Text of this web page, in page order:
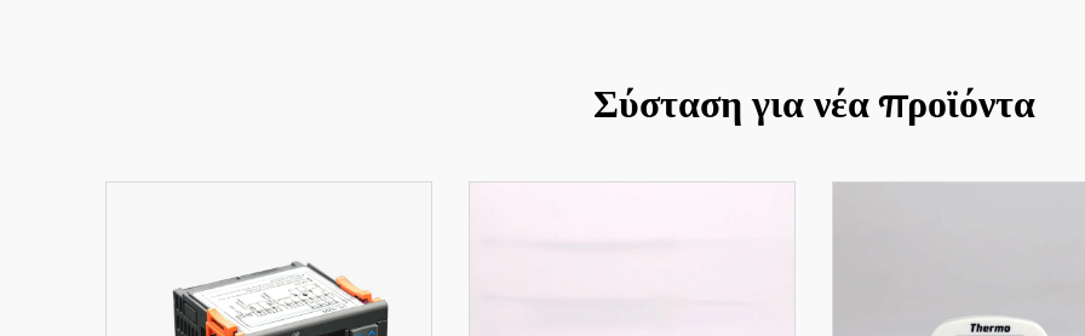
Σύσταση για νέα προϊόντα